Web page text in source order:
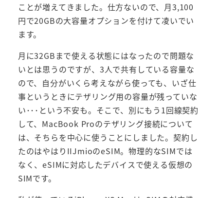
ことが増えてきました。仕方ないので、月3,100
円で20GBの大容量オプションを付けて凌いでい
ます。
月に32GBまで使える状態にはなったので問題な
いとは思うのですが、3人で共有している容量な
ので、自分がいくら考えながら使っても、いざ仕
事というときにテザリング用の容量が残っていな
い･･･という不安も。そこで、別にもう1回線契約
して、MacBook Proのテザリング接続について
は、そちらを中心に使うことにしました。契約し
たのはやはりIIJmioのeSIM。物理的なSIMでは
なく、eSIMに対応したデバイスで使える仮想の
SIMです。